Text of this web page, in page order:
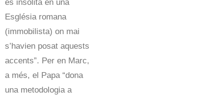
és insòlita en una
Església romana
(immobilista) on mai
s’havien posat aquests
accents”. Per en Marc,
a més, el Papa “dona
una metodologia a